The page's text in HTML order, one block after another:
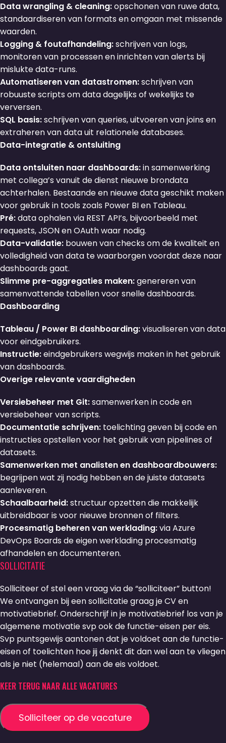
Data wrangling & cleaning:opschonen van ruwe data,
standaardiseren van formats en omgaan met missende
waarden.
Logging & foutafhandeling:schrijven van logs,
monitoren van processen en inrichten van alerts bij
mislukte data-runs.
Automatiseren van datastromen:schrijven van
robuuste scripts om data dagelijks of wekelijks te
verversen.
SQL basis:schrijven van queries, uitvoeren van joins en
extraheren van data uit relationele databases.
Data-integratie & ontsluiting
Data ontsluiten naar dashboards:in samenwerking
met collega’s vanuit de dienst nieuwe brondata
achterhalen. Bestaande en nieuwe data geschikt maken
voor gebruik in tools zoals Power BI en Tableau.
Pré:data ophalen via REST API’s, bijvoorbeeld met
requests, JSON en OAuth waar nodig.
Data-validatie: bouwen van checks om de kwaliteit en
volledigheid van data te waarborgen voordat deze naar
dashboards gaat.
Slimme pre-aggregaties maken:genereren van
samenvattende tabellen voor snelle dashboards.
Dashboarding
Tableau / Power BI dashboarding:visualiseren van data
voor eindgebruikers.
Instructie:eindgebruikers wegwijs maken in het gebruik
van dashboards.
Overige relevante vaardigheden
Versiebeheer met Git:samenwerken in code en
versiebeheer van scripts.
Documentatie schrijven: toelichting geven bij code en
instructies opstellen voor het gebruik van pipelines of
datasets.
Samenwerken met analisten en dashboardbouwers:
begrijpen wat zij nodig hebben en de juiste datasets
aanleveren.
Schaalbaarheid:structuur opzetten die makkelijk
uitbreidbaar is voor nieuwe bronnen of filters.
Procesmatig beheren van werklading:via Azure
DevOps Boards de eigen werklading procesmatig
afhandelen en documenteren.
SOLLICITATIE
Solliciteer of stel een vraag via de “solliciteer” button!
We ontvangen bij een sollicitatie graag je CV en
motivatiebrief. Onderschrijf in je motivatiebrief los van je
algemene motivatie svp ook de functie-eisen per eis.
Svp puntsgewijs aantonen dat je voldoet aan de functie-
eisen of toelichten hoe jij denkt dit dan wel aan te vliegen
als je niet (helemaal) aan de eis voldoet.
KEER TERUG NAAR ALLE VACATURES